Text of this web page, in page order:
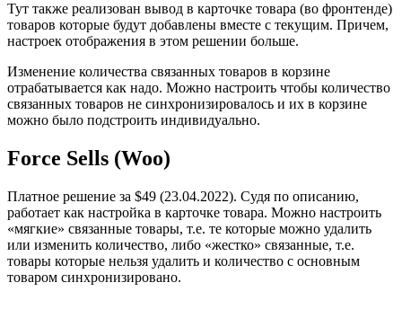
Тут также реализован вывод в карточке товара (во фронтенде)
товаров которые будут добавлены вместе с текущим. Причем,
настроек отображения в этом решении больше.
Изменение количества связанных товаров в корзине
отрабатывается как надо. Можно настроить чтобы количество
связанных товаров не синхронизировалось и их в корзине
можно было подстроить индивидуально.
Force Sells (Woo)
Платное решение за $49 (23.04.2022). Судя по описанию,
работает как настройка в карточке товара. Можно настроить
«мягкие» связанные товары, т.е. те которые можно удалить
или изменить количество, либо «жестко» связанные, т.е.
товары которые нельзя удалить и количество с основным
товаром синхронизировано.